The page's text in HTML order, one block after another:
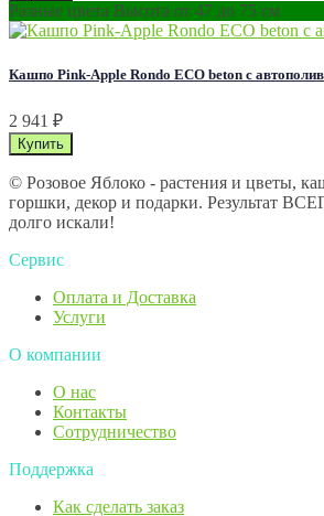
Разные цвета Высота от 47 до 75 см
Кашпо Pink-Apple Rondo ECO beton с
2 941 ₽
© Розовое Яблоко - растения и цветы,
горшки, декор и подарки. Результат
долго искали!
Сервис
Оплата и Доставка
Услуги
О компании
О нас
Контакты
Сотрудничество
Поддержка
Как сделать заказ